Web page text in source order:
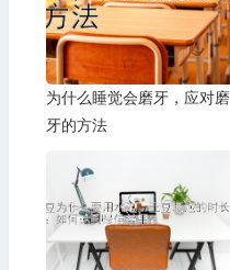
为什么睡觉会磨牙，应对磨
牙的方法